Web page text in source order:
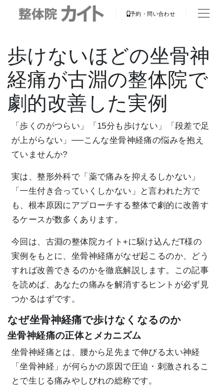
予約・問い合わせ
歩けないほどの坐骨神
経痛が古淵の整体院で
劇的改善した実例
「歩くのがつらい」「15分も歩けない」「段差で足
が上がらない」──こんな坐骨神経痛の悩みを抱え
ていませんか?
実は、整形外科で「薬で痛みを抑えるしかない」
「一生付き合っていくしかない」と言われた方で
も、根本原因にアプローチする整体で劇的に改善す
るケースが数多くあります。
今回は、古淵の整体院カイト+に駆け込んだT様の
実例をもとに、坐骨神経痛がなぜ起こるのか、どう
すれば改善できるのかを徹底解説します。この記事
を読めば、あなたの痛みを解消するヒントが必ず見
つかるはずです。
なぜ坐骨神経痛で歩けなくなるのか
坐骨神経痛の正体とメカニズム
坐骨神経痛とは、腰から足先まで伸びる太い神経
「坐骨神経」が何らかの原因で圧迫・刺激されるこ
とで生じる痛みやしびれの総称です。